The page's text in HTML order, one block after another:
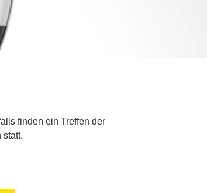
finden ein Treffen der
statt.